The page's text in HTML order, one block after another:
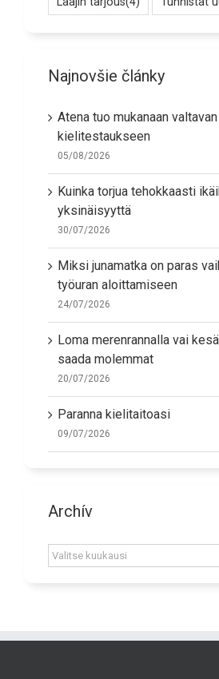
Laajin tarjous(4) Tunnistat
Najnovšie články
Atena tuo mukanaan
kielitestaukseen
05/08/2026
Kuinka torjua tehokkaasti
yksinäisyyttä
30/07/2026
Miksi junamatka on paras
työuran aloittamiseen
24/07/2026
Loma merenrannalla vai
saada molemmat
20/07/2026
Paranna kielitaitoasi
09/07/2026
Archív
Archív